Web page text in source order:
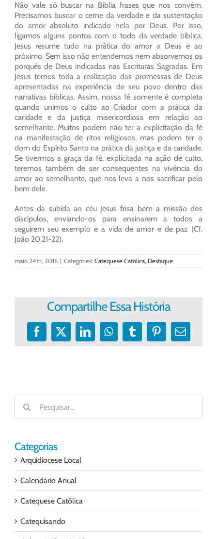
Não vale só buscar na Bíblia frases que nos convêm.
Precisamos buscar o cerne da verdade e da sustentação
do amor absoluto indicado nela por Deus. Por isso,
ligamos alguns pontos com o todo da verdade bíblica.
Jesus resume tudo na prática do amor a Deus e ao
próximo. Sem isso não entendemos nem absorvemos os
porquês de Deus indicadas nas Escrituras Sagradas. Em
Jesus temos toda a realização das promessas de Deus
apresentadas na experiência de seu povo dentro das
narrativas bíblicas. Assim, nossa fé somente é completa
quando unimos o culto ao Criador com a prática da
caridade e da justiça misericordiosa em relação ao
semelhante. Muitos podem não ter a explicitação da fé
na manifestação de ritos religiosos, mas podem ter o
dom do Espírito Santo na prática da justiça e da caridade.
Se tivermos a graça da fé, explicitada na ação de culto,
teremos também de ser consequentes na vivência do
amor ao semelhante, que nos leva a nos sacrificar pelo
bem dele.
Antes da subida ao céu Jesus frisa bem a missão dos
discípulos, enviando-os para ensinarem a todos a
seguirem seu exemplo e a vida de amor e de paz (Cf.
João 20,21-22).
maio 24th, 2016 | Categories: Catequese Católica, Destaque
Compartilhe Essa História
Facebook
X LinkedInWhatsApp
TumblrPinterest
E-
Buscar
resultados
para:
Categorias
Arquidiocese Local
Calendário Anual
Catequese Católica
Catequisando